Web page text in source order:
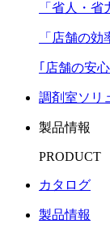
「省人・
「店舗の
｢店舗の安
調剤室ソリ
製品情報
PRODUCT
カタログ
製品情報